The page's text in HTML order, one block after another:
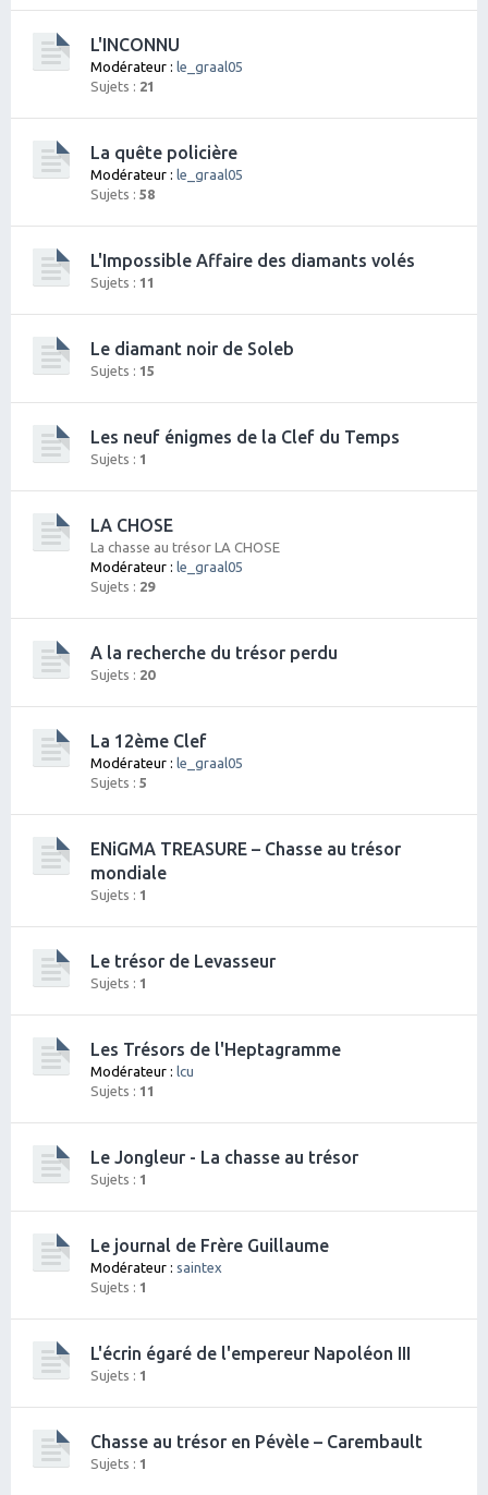
L'INCONNU
Modérateur : le_graal05
Sujets : 21
La quête policière
Modérateur : le_graal05
Sujets : 58
L'Impossible Affaire des diamants volés
Sujets : 11
Le diamant noir de Soleb
Sujets : 15
Les neuf énigmes de la Clef du Temps
Sujets : 1
LA CHOSE
La chasse au trésor LA CHOSE
Modérateur : le_graal05
Sujets : 29
A la recherche du trésor perdu
Sujets : 20
La 12ème Clef
Modérateur : le_graal05
Sujets : 5
ENiGMA TREASURE – Chasse au trésor
mondiale
Sujets : 1
Le trésor de Levasseur
Sujets : 1
Les Trésors de l'Heptagramme
Modérateur : lcu
Sujets : 11
Le Jongleur - La chasse au trésor
Sujets : 1
Le journal de Frère Guillaume
Modérateur : saintex
Sujets : 1
L'écrin égaré de l'empereur Napoléon III
Sujets : 1
Chasse au trésor en Pévèle – Carembault
Sujets : 1